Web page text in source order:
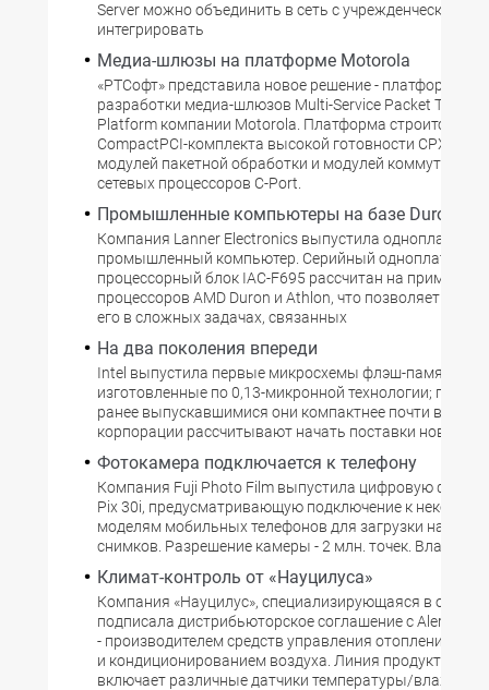
Server можно объединить в сеть с учрежденческой
интегрировать
Медиа-шлюзы на платформе Motorola
«РТСофт» представила новое решение - платформу
разработки медиа-шлюзов Multi-Service Packet
Platform компании Motorola. Платформа строится на
CompactPCI-комплекта высокой готовности CPX8000,
модулей пакетной обработки и модулей коммутации
сетевых процессоров C-Port.
Промышленные компьютеры на базе Duron
Компания Lanner Electronics выпустила одноплатный
промышленный компьютер. Серийный одноплатный
процессорный блок IAC-F695 рассчитан на
процессоров AMD Duron и Athlon, что позволяет
его в сложных задачах, связанных
На два поколения впереди
Intel выпустила первые микросхемы флэш-памяти,
изготовленные по 0,13-микронной технологии; по
ранее выпускавшимися они компактнее почти в
корпорации рассчитывают начать поставки новых
Фотокамера подключается к телефону
Компания Fuji Photo Film выпустила цифровую
Pix 30i, предусматривающую подключение к
моделям мобильных телефонов для загрузки на них
снимков. Разрешение камеры - 2 млн. точек.
Климат-контроль от «Науцилуса»
Компания «Науцилус», специализирующаяся в
подписала дистрибьюторское соглашение с Alerton
- производителем средств управления отоплением,
и кондиционированием воздуха. Линия продуктов
включает различные датчики температуры/